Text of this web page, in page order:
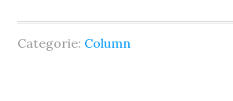
Categorie: Column